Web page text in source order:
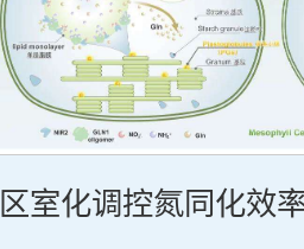
室化调控氮同化效